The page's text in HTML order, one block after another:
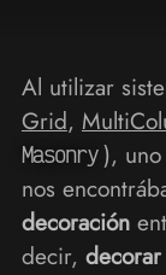
Al utilizar
Grid,
Masonry ),
nos
decoración
decir,